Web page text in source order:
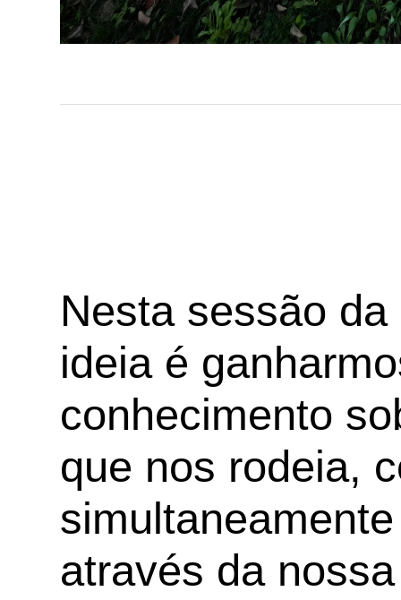
Nesta sessão
ideia é
conhecimento
que nos rodeia,
através da